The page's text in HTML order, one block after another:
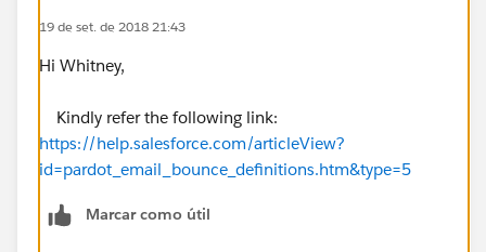
19 de set. de 2018 21:43
Hi Whitney,
Kindly refer the following link:
https://help.salesforce.com/articleView?
id=pardot_email_bounce_definitions.htm&type=5
Marcar como útil